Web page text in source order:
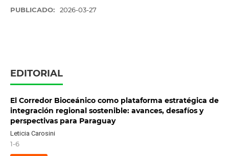
PUBLICADO: 2026-03-27
EDITORIAL
El Corredor Bioceánico como plataforma estratégica de
integración regional sostenible: avances, desafíos y
perspectivas para Paraguay
Leticia Carosini
1-6